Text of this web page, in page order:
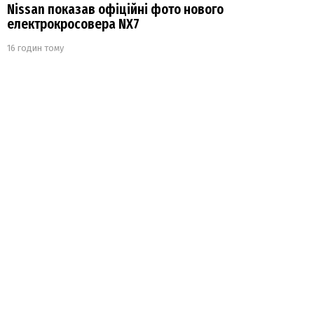
Nissan показав офіційні фото нового
електрокросовера NX7
16 годин тому